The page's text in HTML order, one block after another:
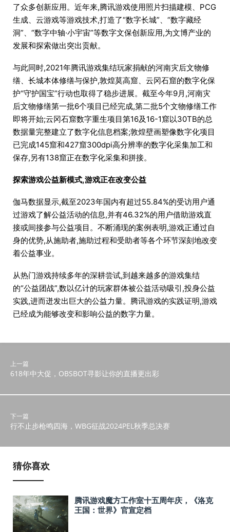
了众多创新应用。近年来,腾讯游戏使用照片扫描建模、PCG
生成、云游戏等游戏技术,打造了“数字长城”、“数字藏经
洞”、“数字中轴·小宇宙”等数字文保创新应用,为文博产业的
发展和探索做出突出贡献。
与此同时,2021年腾讯游戏集结玩家捐献的河南灾后文物修
缮、长城本体修缮与保护,敦煌莫高窟、云冈石窟的数字化保
护“守护国宝”行动也取得了稳步进展。截至今年9月,河南灾
后文物修缮第一批6个项目已经完成,第二批5个文物修缮工作
即将开始;云冈石窟数字重生项目第16及16-1窟以30TB的总
数据量完整建立了数字化信息档案;敦煌壁画塑像数字化项目
已完成145窟和427窟300dpi高分辨率的数字化采集加工和
保存,另有138窟正在数字化采集和拼接。
探索游戏公益新模式,游戏正在改变公益
伽马数据显示,截至2023年国内有超过55.84%的受访用户通
过游戏了解公益活动的信息,并有46.32%的用户借助游戏直
接或间接参与公益项目。不断涌现的案例表明,游戏正通过自
身的优势,从施助者,施助过程和受助者等各个环节深刻地改变
着公益事业。
从热门游戏持续多年的深耕尝试,到越来越多的游戏集结
的“公益团战”,数以亿计的玩家群体被公益活动吸引,投身公益
实践,进而迸发出巨大的公益力量。腾讯游戏的实践证明,游戏
已经成为能够改变和影响公益的数字力量。
上一篇
618年中大促，OBSBOT寻影让你的直播更出彩
下一篇
行不止步枪鸣四海，WBG征战2024PEL秋季总决赛
猜你喜欢
腾讯游戏魔方工作室十五周年庆，《洛克
王国：世界》官宣定档